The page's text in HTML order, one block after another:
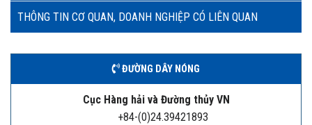
THÔNG TIN CƠ QUAN, DOANH NGHIỆP CÓ LIÊN QUAN
ĐƯỜNG DÂY NÓNG
Cục Hàng hải và Đường thủy VN
+84-(0)24.39421893